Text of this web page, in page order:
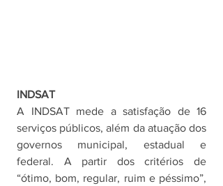
INDSAT
A INDSAT mede a satisfação de 16
serviços públicos, além da atuação dos
governos municipal, estadual e
federal. A partir dos critérios de
“ótimo, bom, regular, ruim e péssimo”,